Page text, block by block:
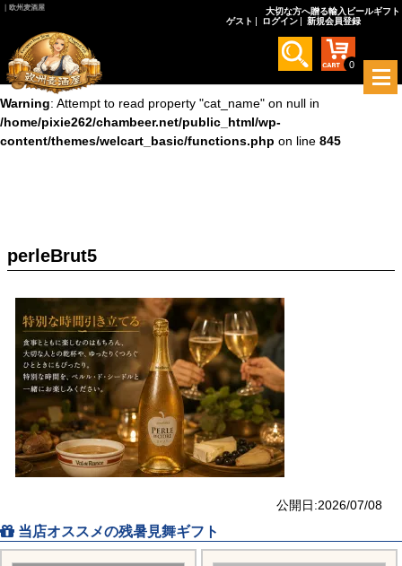
/home/pixie262/chambeer.net/public_html/wp-
content/themes/welcart_basic/functions.php
on line 845
Warning: Attempt to read property "cat_name" on null in
/home/pixie262/chambeer.net/public_html/wp-
content/themes/welcart_basic/functions.php on line 845
｜欧州麦酒屋
大切な方へ贈る輸入ビールギフト
ゲスト
ログイン 新規会員登録
0
メ
ニ
perleBrut5
公開日:2026/07/08
当店オススメの残暑見舞ギフト